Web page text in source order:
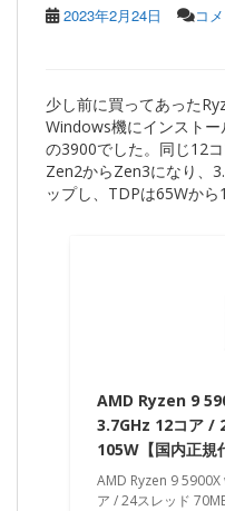
2023年2月24日 コ
少し前に買ってあった
Windows機にインスト
の3900でした。同じ12
Zen2からZen3になり、
ップし、TDPは65Wから
AMD Ryzen 9
3.7GHz 12コア /
105W【国内正
AMD Ryzen 9
ア / 24スレッド